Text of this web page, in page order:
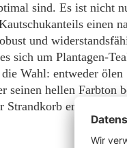
sind. Es ist nicht
einen
und
sich um Plantagen-
Wahl: entweder
seinen hellen Farbton
erhält seine